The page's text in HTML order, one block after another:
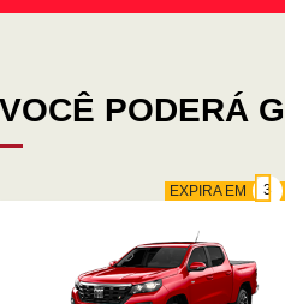
VOCÊ PODERÁ
EXPIRA EM